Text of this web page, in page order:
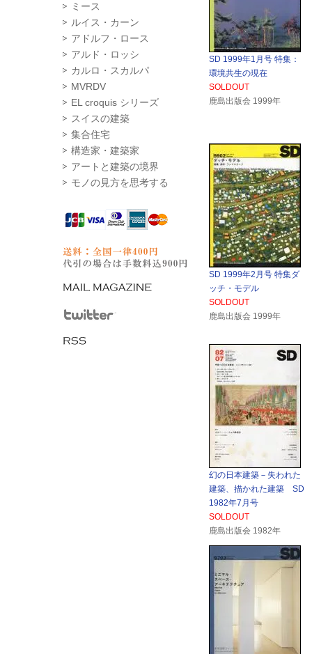
ミース
ルイス・カーン
アドルフ・ロース
アルド・ロッシ
カルロ・スカルパ
MVRDV
EL croquis シリーズ
スイスの建築
集合住宅
構造家・建築家
アートと建築の境界
モノの見方を思考する
SD 1999年1月号 特集：
環境共生の現在
SOLDOUT
鹿島出版会 1999年
SD 1999年2月号 特集ダ
ッチ・モデル
SOLDOUT
鹿島出版会 1999年
幻の日本建築－失われた
建築、描かれた建築 SD
1982年7月号
SOLDOUT
鹿島出版会 1982年